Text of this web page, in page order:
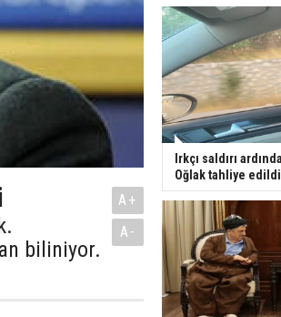
biliniyor.
A+
A-
Irkçı saldırı
Oğlak tahliye edildi